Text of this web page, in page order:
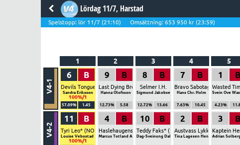
Lördag 11/7, Harstad
Spelstopp: lör 11/7 (21:10) Omsättning: 653 950 kr (23:59)
1 2 3 4 5
V4-1
6
57.09% 1.45
Devils Tongue
Sandra Eriksson
100%/1
B 9
12.73% 5.58
Last Dying Breath
Hanna Olofsson
B 8
12.72% 13.66
Selmer I.H.
Sigmund Jakobsen
B 7
7.63% 10.45
Bravo Sabotage
Hans Chr. Holm
B 1
4.23%
Wasted
Svein Ove
B
V4-2
11
Tyri Leo* (NO)
Louise Vebostad Trudvang
100%/1
B 4
Haslehaugens Vår* (NO)
Marcus Totland Aadland
B 10
Teddy Faks* (NO)
Dag-Sveinung Dalen
B 2
Austvass Lykke* (NO)
Tina Lagesen Henriksen
B 3
Kaptein
Adrian
B